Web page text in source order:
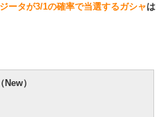
ータが3/1の確率で当選するガシャは
）